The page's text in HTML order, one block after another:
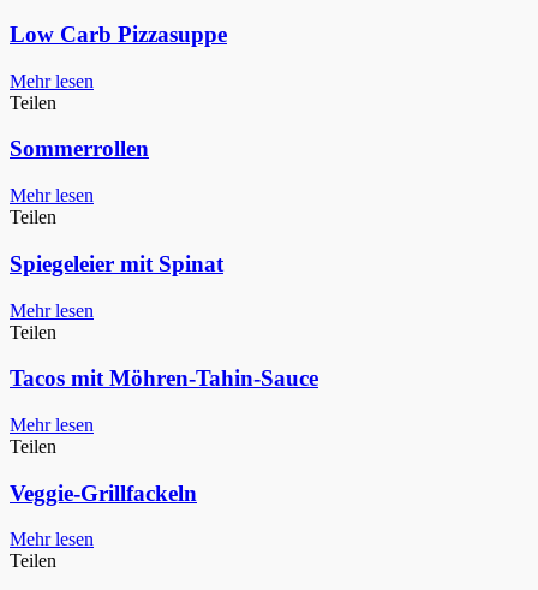
Low Carb Pizzasuppe
Mehr lesen
Teilen
Sommerrollen
Mehr lesen
Teilen
Spiegeleier mit Spinat
Mehr lesen
Teilen
Tacos mit Möhren-Tahin-Sauce
Mehr lesen
Teilen
Veggie-Grillfackeln
Mehr lesen
Teilen